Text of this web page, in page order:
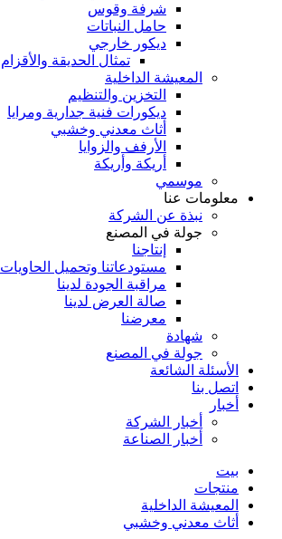
شرفة وقوس
حامل النباتات
ديكور خارجي
تمثال الحديقة والأقزام
المعيشة الداخلية
التخزين والتنظيم
ديكورات فنية جدارية ومرايا
أثاث معدني وخشبي
الأرفف والزوايا
أريكة وأريكة
موسمي
معلومات عنا
نبذة عن الشركة
جولة في المصنع
إنتاجنا
مستودعاتنا وتحميل الحاويات
مراقبة الجودة لدينا
صالة العرض لدينا
معرضنا
شهادة
جولة في المصنع
الأسئلة الشائعة
اتصل بنا
أخبار
أخبار الشركة
أخبار الصناعة
بيت
منتجات
المعيشة الداخلية
أثاث معدني وخشبي